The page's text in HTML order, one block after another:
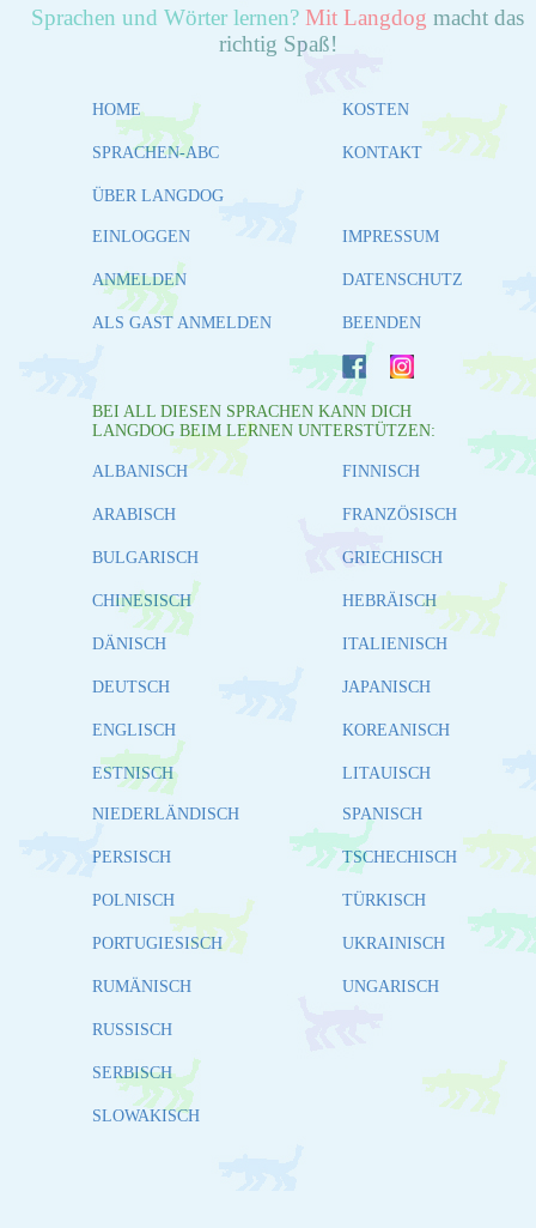
Sprachen und Wörter lernen? Mit Langdog macht das
richtig Spaß!
HOME
SPRACHEN-ABC
ÜBER LANGDOG
KOSTEN
KONTAKT
EINLOGGEN
ANMELDEN
ALS GAST ANMELDEN
IMPRESSUM
DATENSCHUTZ
BEENDEN
BEI ALL DIESEN SPRACHEN KANN DICH
LANGDOG BEIM LERNEN UNTERSTÜTZEN:
ALBANISCH
ARABISCH
BULGARISCH
CHINESISCH
DÄNISCH
DEUTSCH
ENGLISCH
ESTNISCH
FINNISCH
FRANZÖSISCH
GRIECHISCH
HEBRÄISCH
ITALIENISCH
JAPANISCH
KOREANISCH
LITAUISCH
NIEDERLÄNDISCH
PERSISCH
POLNISCH
PORTUGIESISCH
RUMÄNISCH
RUSSISCH
SERBISCH
SLOWAKISCH
SPANISCH
TSCHECHISCH
TÜRKISCH
UKRAINISCH
UNGARISCH